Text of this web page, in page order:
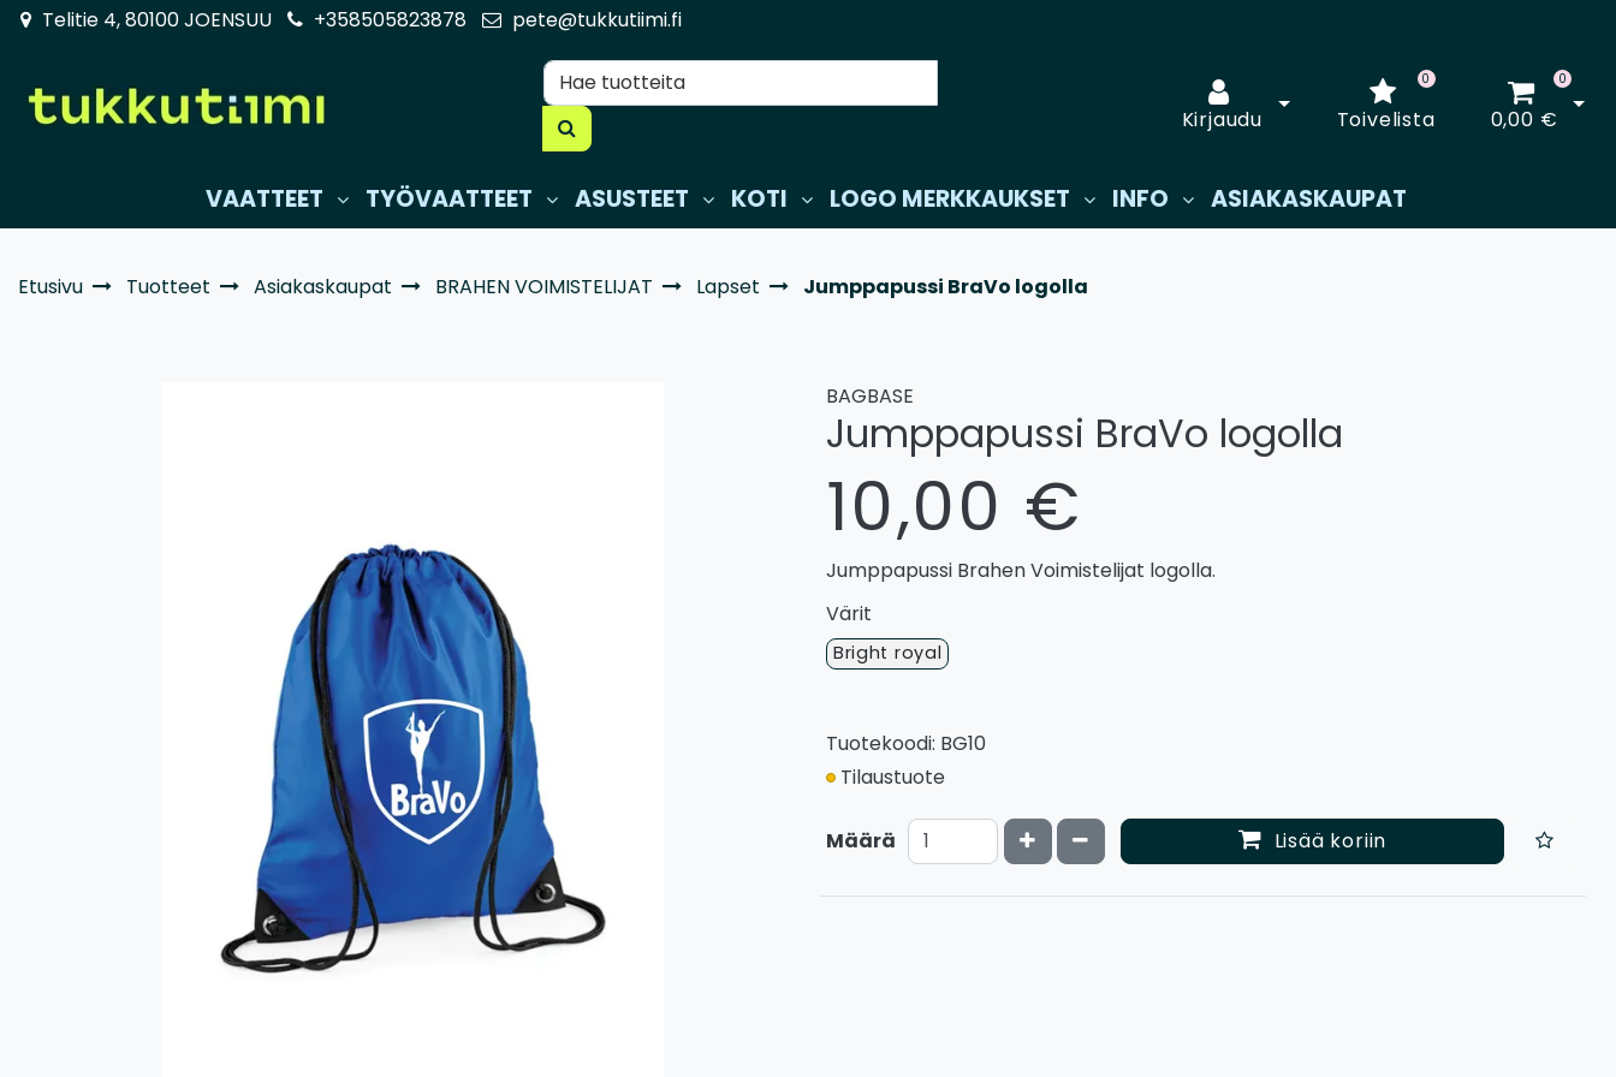
Siirry pääsisältöön
Telitie 4, 80100 JOENSUU +358505823878 pete@tukkutiimi.fi
Kirjaudu
Avaa kirjautuminen
Toivelista
0 0
0,00 €
VAATTEET TYÖVAATTEET ASUSTEET KOTI LOGO MERKKAUKSET INFO ASIAKASKAUPAT
Etusivu Tuotteet Asiakaskaupat BRAHEN VOIMISTELIJAT Lapset Jumppapussi BraVo logolla
BAGBASE
Jumppapussi BraVo logolla
10,00 €
Jumppapussi Brahen Voimistelijat logolla.
Värit
Bright royal
Tuotekoodi: BG10
Tilaustuote
Määrä Kasvata määrää
Vähennä määrää Lisää koriin